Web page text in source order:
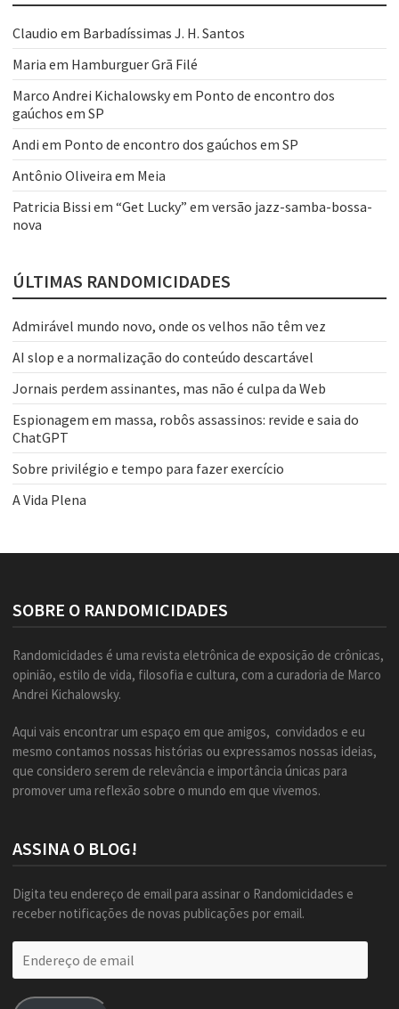
Claudio em Barbadíssimas J. H. Santos
Maria em Hamburguer Grã Filé
Marco Andrei Kichalowskyem Ponto de encontro dos
gaúchos em SP
Andi em Ponto de encontro dos gaúchos em SP
Antônio Oliveira em Meia
Patricia Bissi em “Get Lucky” em versão jazz-samba-bossa-
nova
ÚLTIMAS RANDOMICIDADES
Admirável mundo novo, onde os velhos não têm vez
AI slop e a normalização do conteúdo descartável
Jornais perdem assinantes, mas não é culpa da Web
Espionagem em massa, robôs assassinos: revide e saia do
ChatGPT
Sobre privilégio e tempo para fazer exercício
A Vida Plena
SOBRE O RANDOMICIDADES
Randomicidades é uma revista eletrônica de exposição de crônicas,
opinião, estilo de vida, filosofia e cultura, com a curadoria de Marco
Andrei Kichalowsky.
Aqui vais encontrar um espaço em que amigos, convidados e eu
mesmo contamos nossas histórias ou expressamos nossas ideias,
que considero serem de relevância e importância únicas para
promover uma reflexão sobre o mundo em que vivemos.
ASSINA O BLOG!
Digita teu endereço de email para assinar o Randomicidades e
receber notificações de novas publicações por email.
de